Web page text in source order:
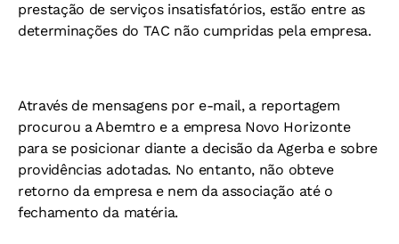
prestação de serviços insatisfatórios, estão entre as
determinações do TAC não cumpridas pela empresa.
Através de mensagens por e-mail, a reportagem
procurou a Abemtro e a empresa Novo Horizonte
para se posicionar diante a decisão da Agerba e sobre
providências adotadas. No entanto, não obteve
retorno da empresa e nem da associação até o
fechamento da matéria.